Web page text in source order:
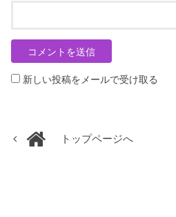
新しい投稿をメールで受け取る
トップページへ